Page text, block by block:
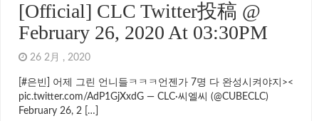
[Official] CLC Twitter投稿 @
February 26, 2020 At 03:30PM
26 2月 , 2020
[#은빈] 어제 그린 언니들ㅋㅋㅋ언젠가 7명 다 완성시켜야지><
pic.twitter.com/AdP1GjXxdG — CLC·씨엘씨 (@CUBECLC)
February 26, 2 […]